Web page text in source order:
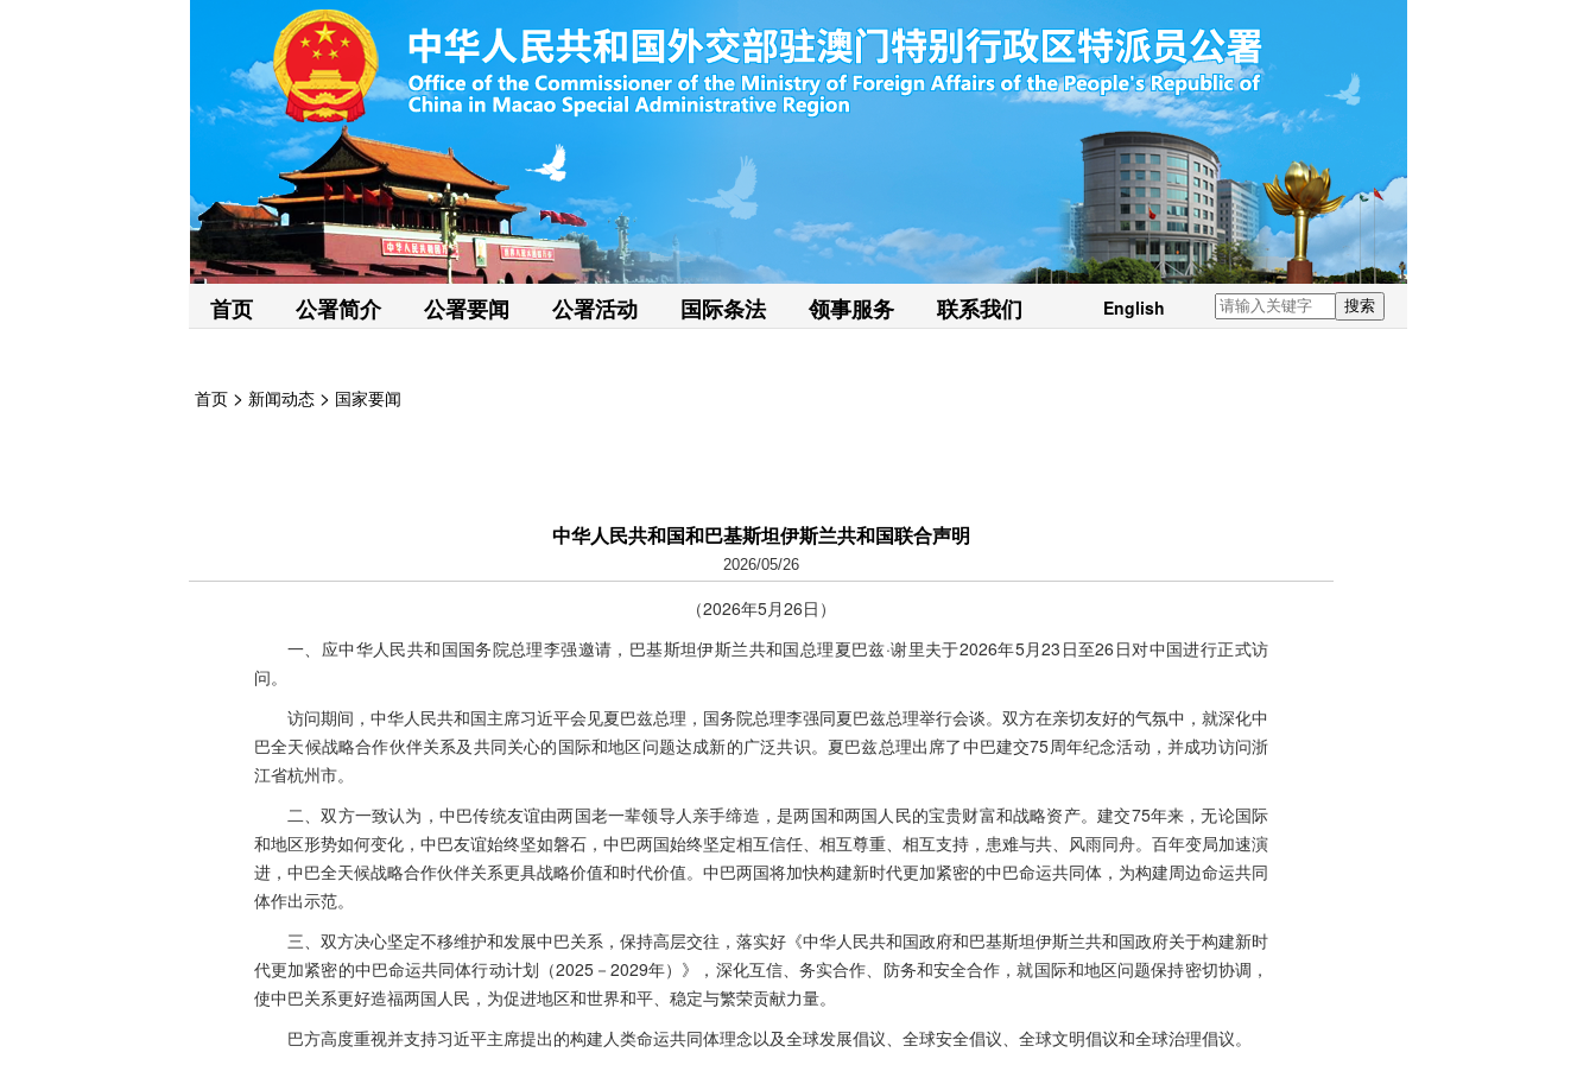
首页 公署简介 公署要闻 公署活动 国际条法 领事服务 联系我们 English 搜索
首页 > 新闻动态 > 国家要闻
中华人民共和国和巴基斯坦伊斯兰共和国联合声明
2026/05/26
（2026年5月26日）
一、应中华人民共和国国务院总理李强邀请，巴基斯坦伊斯兰共和国总理夏巴兹·谢里夫于2026年5月23日至26日对中国进行正式访
问。
访问期间，中华人民共和国主席习近平会见夏巴兹总理，国务院总理李强同夏巴兹总理举行会谈。双方在亲切友好的气氛中，就深化中
巴全天候战略合作伙伴关系及共同关心的国际和地区问题达成新的广泛共识。夏巴兹总理出席了中巴建交75周年纪念活动，并成功访问浙
江省杭州市。
二、双方一致认为，中巴传统友谊由两国老一辈领导人亲手缔造，是两国和两国人民的宝贵财富和战略资产。建交75年来，无论国际
和地区形势如何变化，中巴友谊始终坚如磐石，中巴两国始终坚定相互信任、相互尊重、相互支持，患难与共、风雨同舟。百年变局加速演
进，中巴全天候战略合作伙伴关系更具战略价值和时代价值。中巴两国将加快构建新时代更加紧密的中巴命运共同体，为构建周边命运共同
体作出示范。
三、双方决心坚定不移维护和发展中巴关系，保持高层交往，落实好《中华人民共和国政府和巴基斯坦伊斯兰共和国政府关于构建新时
代更加紧密的中巴命运共同体行动计划（2025－2029年）》，深化互信、务实合作、防务和安全合作，就国际和地区问题保持密切协调，
使中巴关系更好造福两国人民，为促进地区和世界和平、稳定与繁荣贡献力量。
巴方高度重视并支持习近平主席提出的构建人类命运共同体理念以及全球发展倡议、全球安全倡议、全球文明倡议和全球治理倡议。